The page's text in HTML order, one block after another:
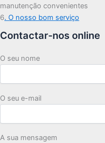
manutenção convenientes
6. O nosso bom serviço
Contactar-nos online
O seu nome
O seu e-mail
A sua mensagem